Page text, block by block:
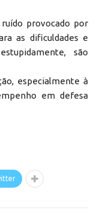
provocado por
as dificuldades e
são
especialmente à
em defesa